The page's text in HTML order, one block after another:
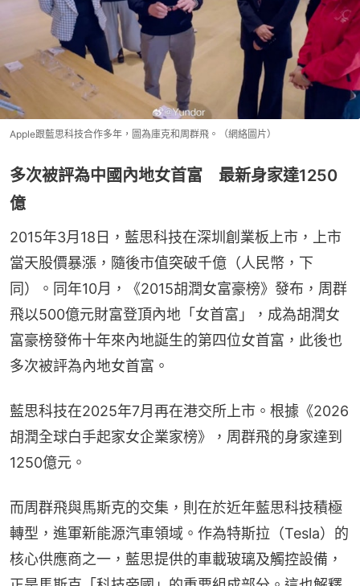
Apple跟藍思科技合作多年，圖為庫克和周群飛。（網絡圖片）
多次被評為中國內地女首富 最新身家達1250
億
2015年3月18日，藍思科技在深圳創業板上市，上市
當天股價暴漲，隨後市值突破千億（人民幣，下
同）。同年10月，《2015胡潤女富豪榜》發布，周群
飛以500億元財富登頂內地「女首富」，成為胡潤女
富豪榜發佈十年來內地誕生的第四位女首富，此後也
多次被評為內地女首富。
藍思科技在2025年7月再在港交所上市。根據《2026
胡潤全球白手起家女企業家榜》，周群飛的身家達到
1250億元。
而周群飛與馬斯克的交集，則在於近年藍思科技積極
轉型，進軍新能源汽車領域。作為特斯拉（Tesla）的
核心供應商之一，藍思提供的車載玻璃及觸控設備，